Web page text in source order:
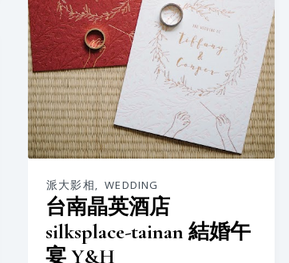
派大影相, WEDDING
台南晶英酒店
silksplace-tainan 結婚午
宴 Y&H